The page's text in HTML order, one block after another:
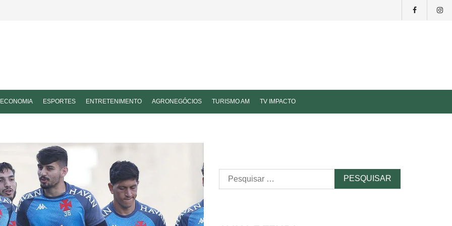
ECONOMIA ESPORTES ENTRETENIMENTO AGRONEGÓCIOS TURISMO AM TV IMPACTO
Pesquisar
por: